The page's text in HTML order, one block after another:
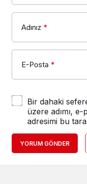
Adınız *
E-Posta *
Bir dahaki
üzere adımı,
adresimi bu
YORUM GÖNDER